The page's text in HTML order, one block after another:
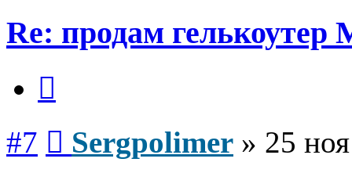
Re: продам
#7 Sergpolimer » 25